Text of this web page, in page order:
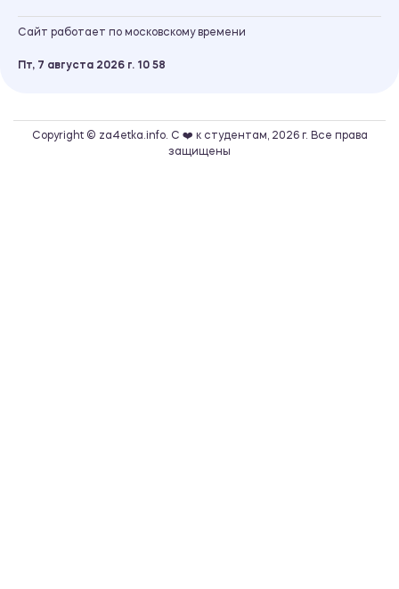
Сайт работает по московскому времени
Пт, 7 августа 2026 г. 10 58
Copyright © za4etka.info. С ❤️ к студентам, 2026 г. Все права
защищены